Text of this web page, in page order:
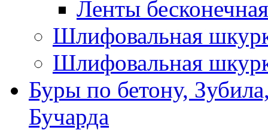
Ленты
Шлифовальная
Шлифовальная
Буры по бетону,
Бучарда